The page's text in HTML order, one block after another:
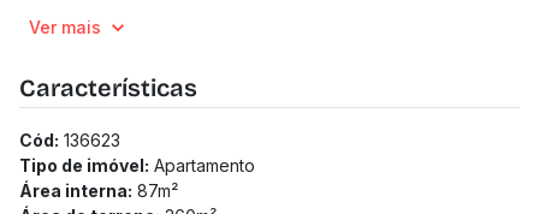
Sala: ampla, para 2 ambientes;
acesso a área de serviço;
3 Quartos: amplos, arejados e com armários, sendo 1 suíte
Garagem: 2 vagas livres, cobertas e demarcadas.
Condomínio: com interfone, portão eletrônico e gás
canalizado.
Ver mais
Características
Cód: 136623
Tipo de imóvel: Apartamento
Área interna: 87m²